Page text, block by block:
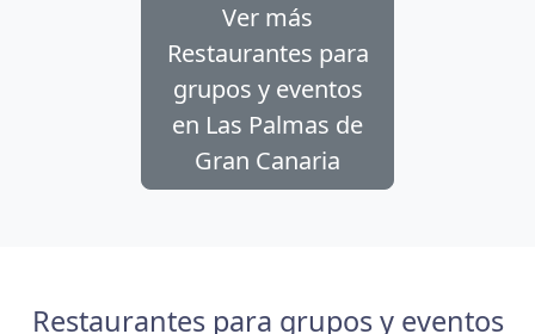
Ver más
Restaurantes para
grupos y eventos
en Las Palmas de
Gran Canaria
Restaurantes para grupos y eventos